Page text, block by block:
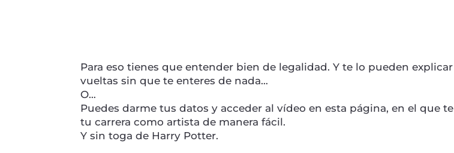
Para eso tienes que entender bien de legalidad. Y te lo pueden
vueltas sin que te enteres de nada…
O…
Puedes darme tus datos y acceder al vídeo en esta página, en el que
tu carrera como artista de manera fácil.
Y sin toga de Harry Potter.